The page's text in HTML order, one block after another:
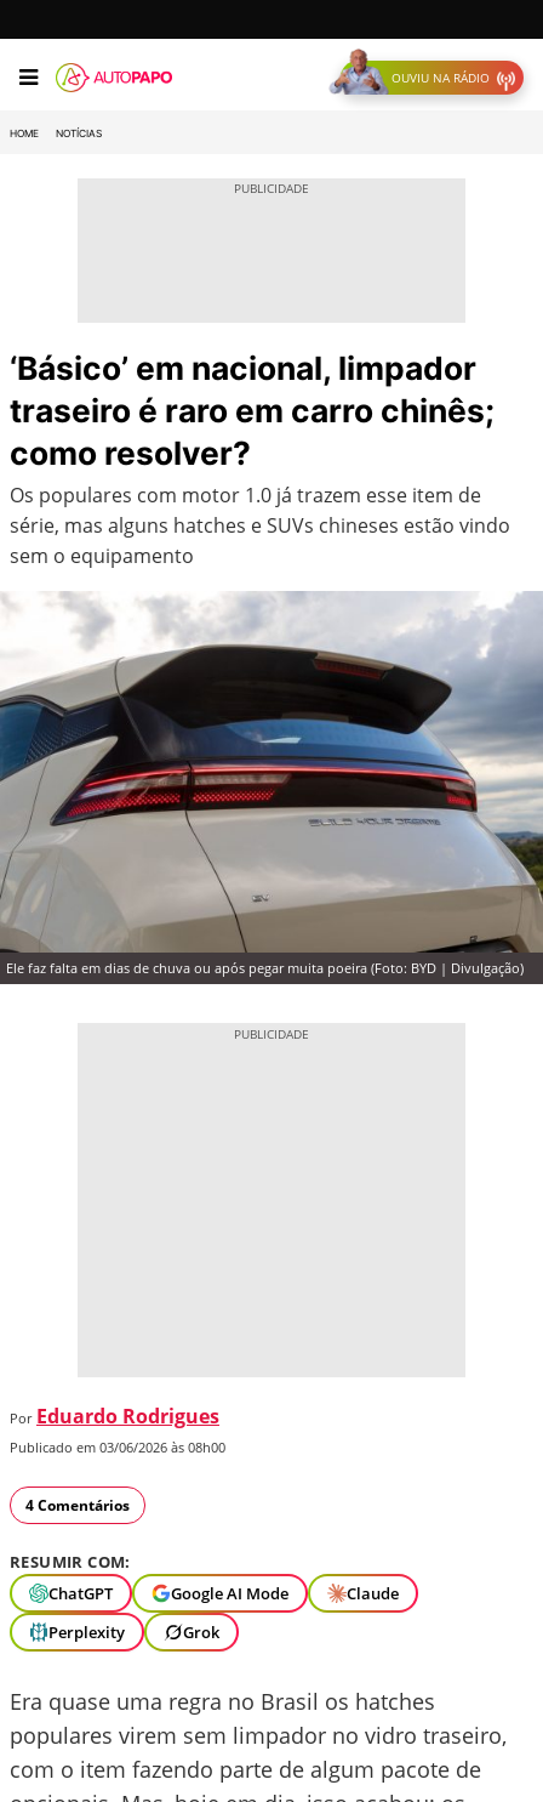
OUVIU NA RÁDIO
HOME NOTÍCIAS
‘Básico’ em nacional, limpador
traseiro é raro em carro chinês;
como resolver?
Os populares com motor 1.0 já trazem esse item de
série, mas alguns hatches e SUVs chineses estão vindo
sem o equipamento
Ele faz falta em dias de chuva ou após pegar muita poeira (Foto: BYD | Divulgação)
Por Eduardo Rodrigues
Publicado em 03/06/2026 às 08h00
4 Comentários
RESUMIR COM:
ChatGPT
Google AI Mode
Claude
Perplexity
Grok
Era quase uma regra no Brasil os hatches
populares virem sem limpador no vidro traseiro,
com o item fazendo parte de algum pacote de